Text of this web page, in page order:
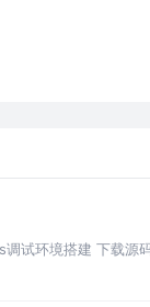
试环境搭建 下载源